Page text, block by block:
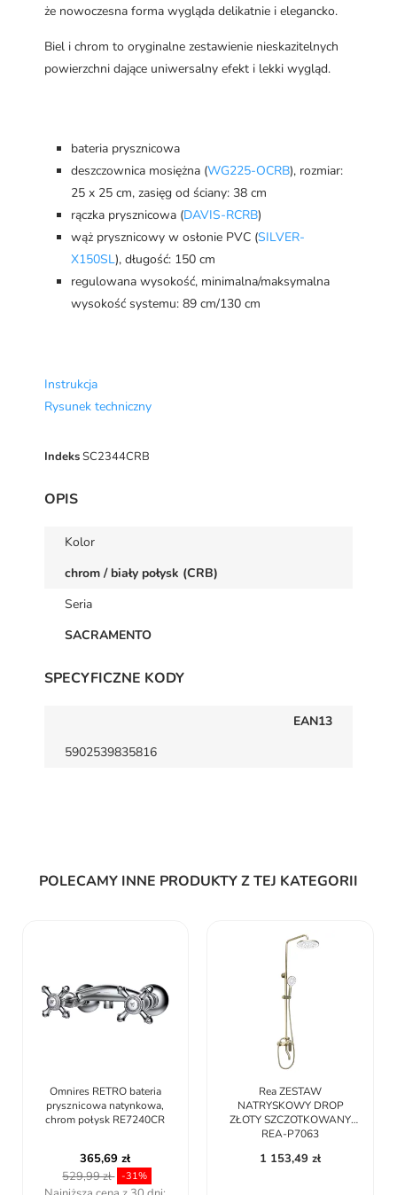
że nowoczesna forma wygląda delikatnie i elegancko.
Biel i chrom to oryginalne zestawienie nieskazitelnych
powierzchni dające uniwersalny efekt i lekki wygląd.
bateria prysznicowa
deszczownica mosiężna (WG225-OCRB), rozmiar:
25 x 25 cm, zasięg od ściany: 38 cm
rączka prysznicowa (DAVIS-RCRB)
wąż prysznicowy w osłonie PVC (SILVER-
X150SL), długość: 150 cm
regulowana wysokość, minimalna/maksymalna
wysokość systemu: 89 cm/130 cm
Instrukcja
Rysunek techniczny
IndeksSC2344CRB
OPIS
Kolor
chrom / biały połysk (CRB)
Seria
SACRAMENTO
SPECYFICZNE KODY
EAN13
5902539835816
POLECAMY INNE PRODUKTY Z TEJ KATEGORII
Omnires RETRO bateria
prysznicowa natynkowa,
chrom połysk RE7240CR
365,69 zł
529,99 zł -31%
Rea ZESTAW
NATRYSKOWY DROP
ZŁOTY SZCZOTKOWANY
REA-P7063
1 153,49 zł